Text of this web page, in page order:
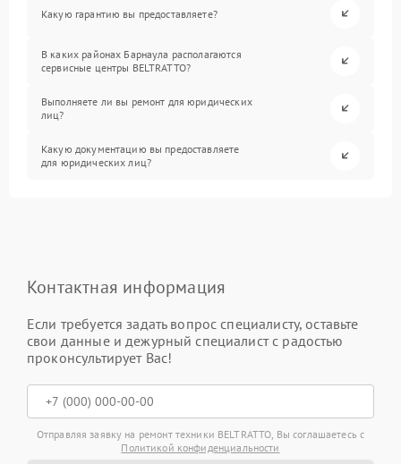
Какую гарантию вы предоставляете?
В каких районах Барнаула располагаются
сервисные центры BELTRATTO?
Выполняете ли вы ремонт для юридических
лиц?
Какую документацию вы предоставляете
для юридических лиц?
Контактная информация
Если требуется задать вопрос специалисту, оставьте
свои данные и дежурный специалист с радостью
проконсультирует Вас!
Отправляя заявку на ремонт техники BELTRATTO, Вы соглашаетесь с
Политикой конфиденциальности